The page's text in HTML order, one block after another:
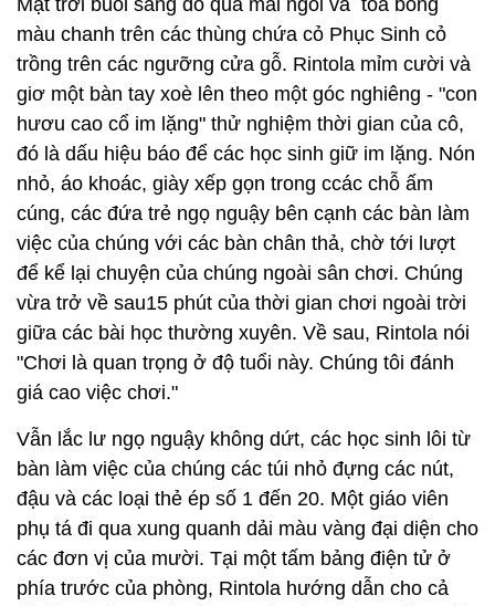
Mặt trời buổi sáng đổ qua mái ngói và toả bóng
màu chanh trên các thùng chứa cỏ Phục Sinh cỏ
trồng trên các ngưỡng cửa gỗ. Rintola mỉm cười và
giơ một bàn tay xoè lên theo một góc nghiêng - "con
hươu cao cổ im lặng" thử nghiệm thời gian của cô,
đó là dấu hiệu báo để các học sinh giữ im lặng. Nón
nhỏ, áo khoác, giày xếp gọn trong ccác chỗ ấm
cúng, các đứa trẻ ngọ nguậy bên cạnh các bàn làm
việc của chúng với các bàn chân thả, chờ tới lượt
để kể lại chuyện của chúng ngoài sân chơi. Chúng
vừa trở về sau15 phút của thời gian chơi ngoài trời
giữa các bài học thường xuyên. Về sau, Rintola nói
"Chơi là quan trọng ở độ tuổi này. Chúng tôi đánh
giá cao việc chơi."
Vẫn lắc lư ngọ nguậy không dứt, các học sinh lôi từ
bàn làm việc của chúng các túi nhỏ đựng các nút,
đậu và các loại thẻ ép số 1 đến 20. Một giáo viên
phụ tá đi qua xung quanh dải màu vàng đại diện cho
các đơn vị của mười. Tại một tấm bảng điện tử ở
phía trước của phòng, Rintola hướng dẫn cho cả